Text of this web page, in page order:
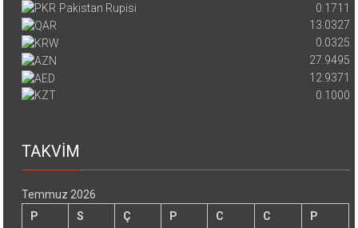
Pakistan Rupisi
0.1711
13.0327
0.0325
27.9495
12.9371
0.1000
TAKVİM
Temmuz 2026
P
S Ç P C C
P